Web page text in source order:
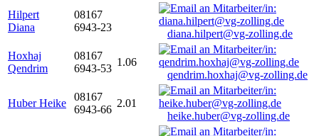
Hilpert
Diana
08167
6943-23
diana.hilpert@vg-zolling.de
Hoxhaj
Qendrim
08167
6943-53
1.06
qendrim.hoxhaj@vg-zolling.de
Huber Heike
08167
6943-66
2.01
heike.huber@vg-zolling.de